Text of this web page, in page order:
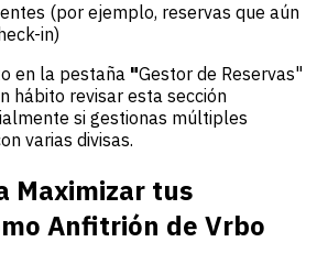
(por ejemplo, reservas que aún
in)
en la pestaña "Gestor de Reservas"
hábito revisar esta sección
si gestionas múltiples
varias divisas.
Maximizar tus
Anfitrión de Vrbo